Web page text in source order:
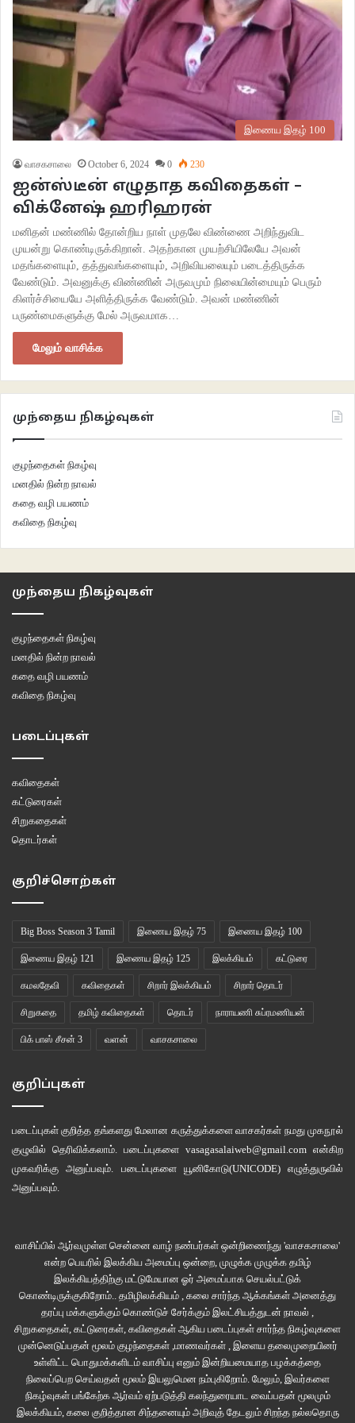
இணைய இதழ் 100
வாசகசாலை October 6, 2024 0 230
ஐன்ஸ்டீன் எழுதாத கவிதைகள் –
விக்னேஷ் ஹரிஹரன்
மனிதன் மண்ணில் தோன்றிய நாள் முதலே விண்ணை அறிந்துவிட
முயன்று கொண்டிருக்கிறான். அதற்கான முயற்சியிலேயே அவன்
மதங்களையும், தத்துவங்களையும், அறிவியலையும் படைத்திருக்க
வேண்டும். அவனுக்கு விண்ணின் அருவமும் நிலையின்மையும் பெரும்
கிளர்ச்சியையே அளித்திருக்க வேண்டும். அவன் மண்ணின்
பருண்மைகளுக்கு மேல் அருவமாக…
மேலும் வாசிக்க
முந்தைய நிகழ்வுகள்
குழந்தைகள் நிகழ்வு
மனதில் நின்ற நாவல்
கதை வழி பயணம்
கவிதை நிகழ்வு
முந்தைய நிகழ்வுகள்
குழந்தைகள் நிகழ்வு
மனதில் நின்ற நாவல்
கதை வழி பயணம்
கவிதை நிகழ்வு
படைப்புகள்
கவிதைகள்
கட்டுரைகள்
சிறுகதைகள்
தொடர்கள்
குறிச்சொற்கள்
Big Boss Season 3 Tamil இணைய இதழ் 75 இணைய இதழ் 100
இணைய இதழ் 121 இணைய இதழ் 125 இலக்கியம் கட்டுரை
கமலதேவி கவிதைகள் சிறார் இலக்கியம் சிறார் தொடர்
சிறுகதை தமிழ் கவிதைகள் தொடர் நாராயணி சுப்ரமணியன்
பிக் பாஸ் சீசன் 3 வளன் வாசகசாலை
குறிப்புகள்
படைப்புகள் குறித்த தங்களது மேலான கருத்துக்களை வாசகர்கள் நமது முகநூல்
குழுவில் தெரிவிக்கலாம். படைப்புகளை vasagasalaiweb@gmail.com என்கிற
முகவரிக்கு அனுப்பவும். படைப்புகளை யூனிகோடு(UNICODE)எழுத்துருவில்
அனுப்பவும்.
வாசிப்பில் ஆர்வமுள்ள சென்னை வாழ் நண்பர்கள் ஒன்றிணைந்து 'வாசகசாலை'
என்ற பெயரில் இலக்கிய அமைப்பு ஒன்றை, முழுக்க முழுக்க தமிழ்
இலக்கியத்திற்கு மட்டுமேயான ஓர் அமைப்பாக செயல்பட்டுக்
கொண்டிருக்குகிறோம்.. தமிழிலக்கியம் , கலை சார்ந்த ஆக்கங்கள் அனைத்து
தரப்பு மக்களுக்கும் கொண்டுச் சேர்க்கும் இலட்சியத்துடன் நாவல் ,
சிறுகதைகள், கட்டுரைகள், கவிதைகள் ஆகிய படைப்புகள் சார்ந்த நிகழ்வுகளை
முன்னெடுப்பதன் மூலம் குழந்தைகள் ,மாணவர்கள் , இளைய தலைமுறையினர்
உள்ளிட்ட பொதுமக்களிடம் வாசிப்பு எனும் இன்றியமையாத பழக்கத்தை
நிலைப்பெற செய்வதன் மூலம் இயலுமென நம்புகிறோம். மேலும், இவர்களை
நிகழ்வுகள் பங்கேற்க ஆர்வம் ஏற்படுத்தி கலந்துரையாட வைப்பதன் மூலமும்
இலக்கியம், கலை குறித்தான சிந்தனையும் அறிவுத் தேடலும் சிறந்த நல்லதொரு